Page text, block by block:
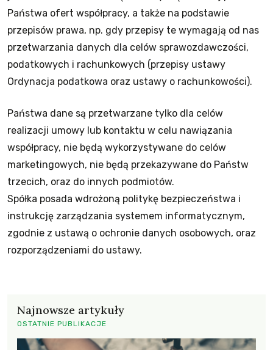
Państwa ofert współpracy, a także na podstawie
przepisów prawa, np. gdy przepisy te wymagają od nas
przetwarzania danych dla celów sprawozdawczości,
podatkowych i rachunkowych (przepisy ustawy
Ordynacja podatkowa oraz ustawy o rachunkowości).
Państwa dane są przetwarzane tylko dla celów
realizacji umowy lub kontaktu w celu nawiązania
współpracy, nie będą wykorzystywane do celów
marketingowych, nie będą przekazywane do Państw
trzecich, oraz do innych podmiotów.
Spółka posada wdrożoną politykę bezpieczeństwa i
instrukcję zarządzania systemem informatycznym,
zgodnie z ustawą o ochronie danych osobowych, oraz
rozporządzeniami do ustawy.
Najnowsze artykuły
OSTATNIE PUBLIKACJE